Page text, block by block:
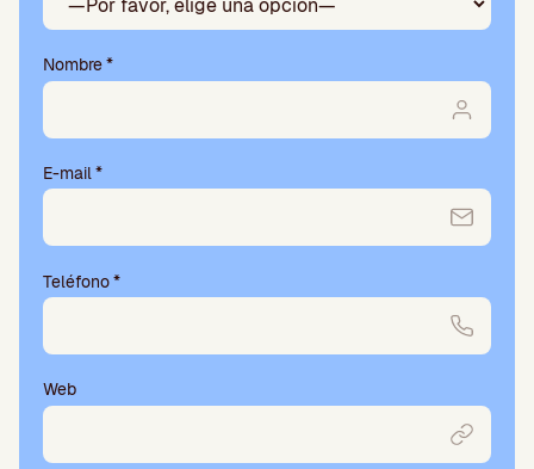
Nombre*
E-mail*
Teléfono*
Web